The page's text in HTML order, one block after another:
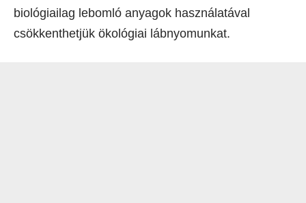
biológiailag lebomló anyagok használatával
csökkenthetjük ökológiai lábnyomunkat.